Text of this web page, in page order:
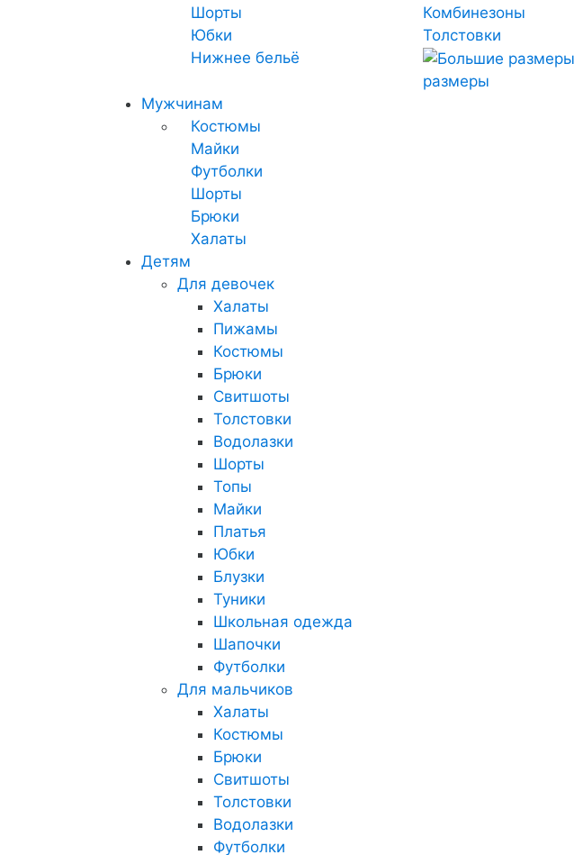
Шорты
Комбинезоны
Юбки
Толстовки
Нижнее бельё
размеры
Мужчинам
Костюмы
Майки
Футболки
Шорты
Брюки
Халаты
Детям
Для девочек
Халаты
Пижамы
Костюмы
Брюки
Свитшоты
Толстовки
Водолазки
Шорты
Топы
Майки
Платья
Юбки
Блузки
Туники
Школьная одежда
Шапочки
Футболки
Для мальчиков
Халаты
Костюмы
Брюки
Свитшоты
Толстовки
Водолазки
Футболки